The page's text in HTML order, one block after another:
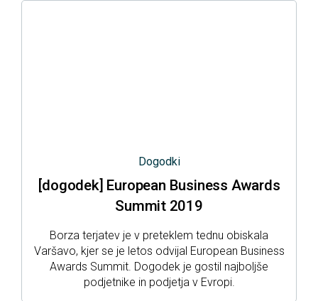
Dogodki
[dogodek] European Business Awards
Summit 2019
Borza terjatev je v preteklem tednu obiskala
Varšavo, kjer se je letos odvijal European Business
Awards Summit. Dogodek je gostil najboljše
podjetnike in podjetja v Evropi.